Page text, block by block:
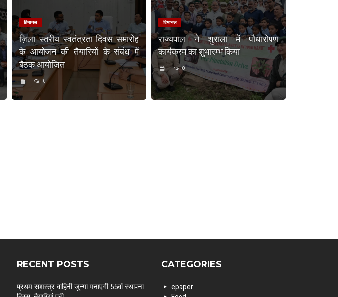
हिमाचल
ज़िला स्तरीय स्वतंत्रता दिवस समारोह
के आयोजन की तैयारियों के संबंध में
बैठक आयोजित
0
हिमाचल
राज्यपाल ने शुराला में पौधारोपण
कार्यक्रम का शुभारम्भ किया
0
RECENT POSTS
प्रथम सशस्त्र वाहिनी जुन्गा मनाएगी 55वां स्थापना
CATEGORIES
epaper